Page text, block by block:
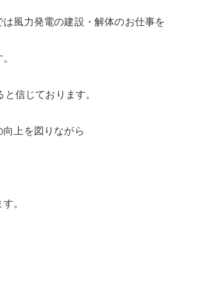
風力発電の建設・解体のお仕事を
信じております。
上を図りながら
。